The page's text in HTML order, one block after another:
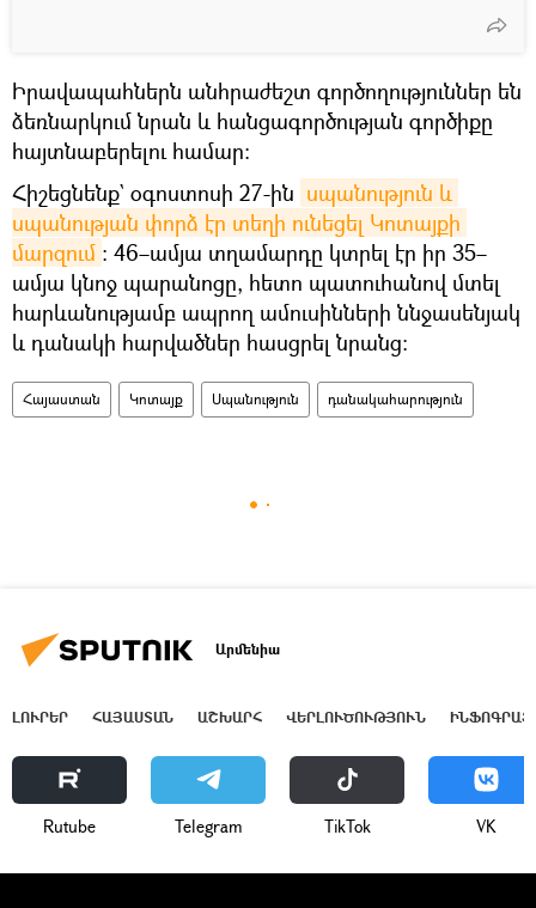
Իրավապահներն անհրաժեշտ գործողություններ են
ձեռնարկում նրան և հանցագործության գործիքը
հայտնաբերելու համար։
Հիշեցնենք` օգոստոսի 27-ին սպանություն և
սպանության փորձ էր տեղի ունեցել Կոտայքի
մարզում ։ 46–ամյա տղամարդը կտրել էր իր 35–
ամյա կնոջ պարանոցը, հետո պատուհանով մտել
հարևանությամբ ապրող ամուսինների ննջասենյակ
և դանակի հարվածներ հասցրել նրանց։
Հայաստան Կոտայք Սպանություն դանակահարություն
Արմենիա
ԼՈՒՐԵՐ ՀԱՅԱՍՏԱՆ ԱՇԽԱՐՀ ՎԵՐԼՈՒԾՈՒԹՅՈՒՆ
Rutube Telegram ТikТоk VK